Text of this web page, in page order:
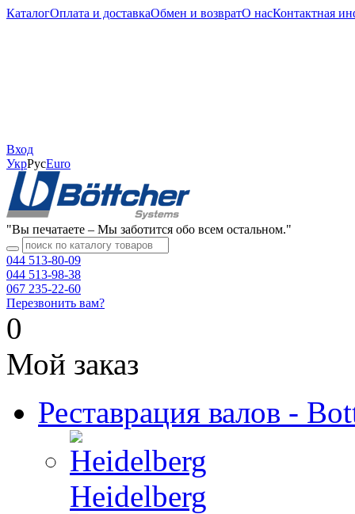
КаталогОплата и доставкаОбмен и возвратО насКонтактная
Вход
УкрРусЕuro
"Вы печатаете – Мы заботится обо всем остальном."
044 513-80-09
044 513-98-38
067 235-22-60
Перезвонить вам?
0
Мой заказ
Реставрация валов -
Heidelberg